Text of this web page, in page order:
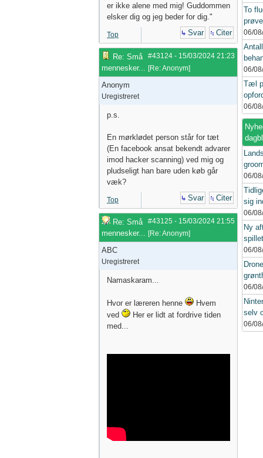
er ikke alene med mig! Guddommen
elsker dig og jeg beder for dig."
Top Svar Citer
#43124 - 15/03/2024 21:23
Re: Små
mennesker... [Re: Anonym]
Anonym
Uregistreret
p.s.
En mørklødet person står for tæt
(En facebook ansat bekendt advarer
imod hacker scanning) ved mig og
pludseligt han bare uden køb går
væk?
Top Svar Citer
#43125 - 15/03/2024 21:55
Re: Små
mennesker... [Re: Anonym]
ABC
Uregistreret
Namaskaram...
Hvor er læreren henne
Hvem
ved
Her er lidt at fordrive tiden
med...
To
06/
06/
Tæl
06/
06/
sig
06/
Ny
06/
06/
selv
06/